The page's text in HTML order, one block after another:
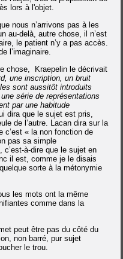
lors à l'objet.
nous n’arrivons pas à les
au-delà, autre chose, il n’est
le patient n’y a pas accès.
l’imaginaire.
chose,
Kraepelin le décrivait
une inscription, un bruit
sont aussitôt introduits
série de représentations
par une habitude
dira que le sujet est pris,
de l’autre.
Lacan dira sur la
c’est « la non fonction de
pas sa simple
à-dire que le sujet en
il est, comme je le disais
sorte à la métonymie
les mots ont la même
comme dans la
peut être pas du côté du
non barré, pur sujet
le trou.